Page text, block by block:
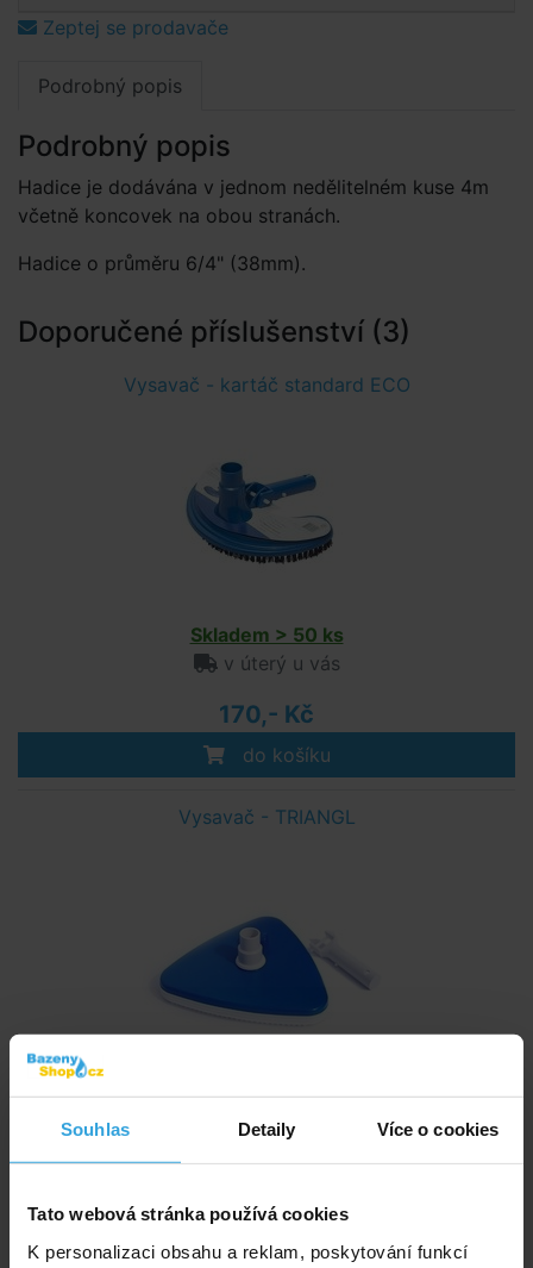
Souhlas Detaily Více o cookies
Tato webová stránka používá cookies
K personalizaci obsahu a reklam, poskytování funkcí
Zeptej se prodavače
Podrobný popis
Podrobný popis
Hadice je dodávána v jednom nedělitelném kuse 4m
včetně koncovek na obou stranách.
Hadice o průměru 6/4" (38mm).
Doporučené příslušenství (3)
Vysavač - kartáč standard ECO
Skladem > 50 ks
v úterý u vás
170,- Kč
do košíku
Vysavač - TRIANGL
v úterý u vás